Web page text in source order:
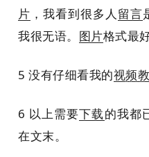
片 ，我看到很多人 留言
我很无语。 图片格式最
5 没有仔细看我的视频
6 以上需要下载的我都
在文末。